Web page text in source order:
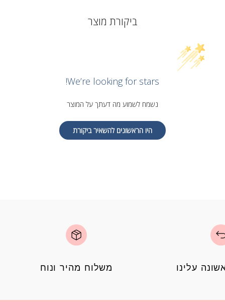
ביקורת מוצר
We’re looking for stars!
נשמח לשמוע מה דעתך על המוצר
היו הראשונים להשאיר ביקורת
משלוח מהיר ונוח עלינו